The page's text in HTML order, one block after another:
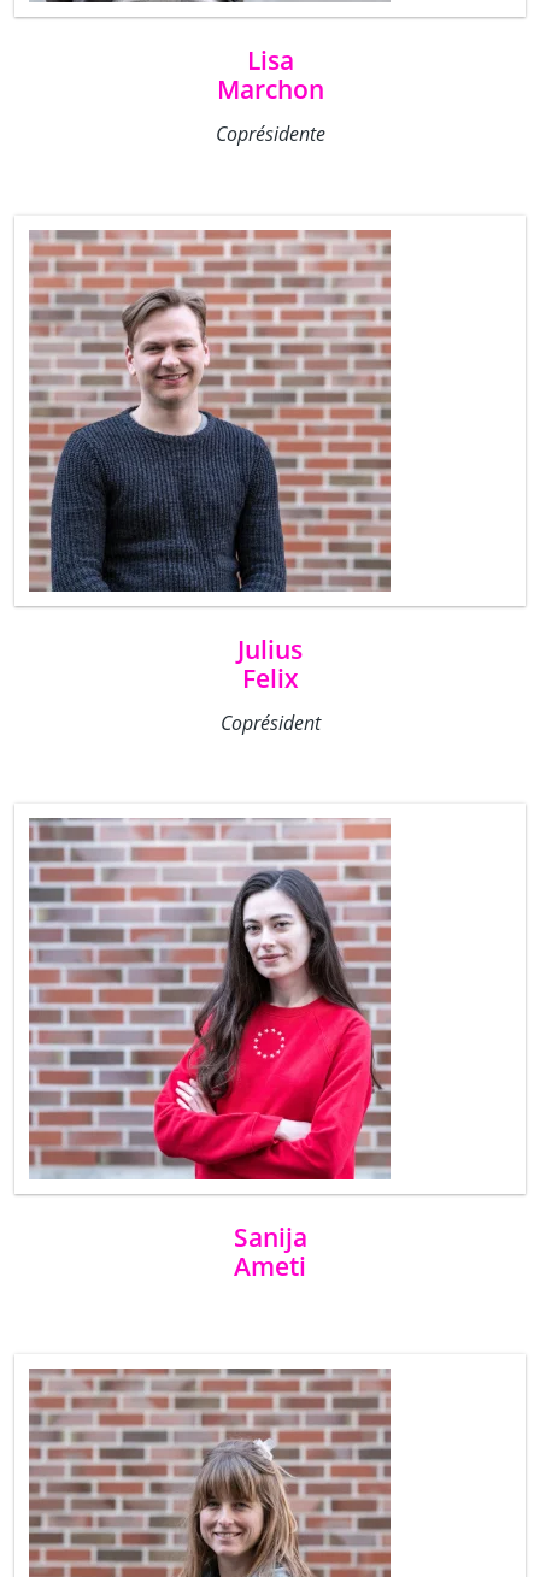
Lisa
Marchon
Coprésidente
Julius
Felix
Coprésident
Sanija
Ameti